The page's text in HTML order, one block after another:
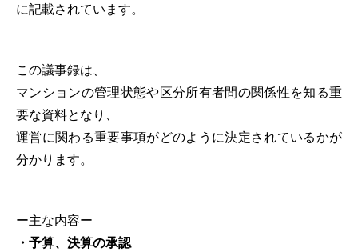
に記載されています。
この議事録は、
マンションの管理状態や区分所有者間の関係性を知る重
要な資料となり、
運営に関わる重要事項がどのように決定されているかが
分かります。
ー主な内容ー
・予算、決算の承認